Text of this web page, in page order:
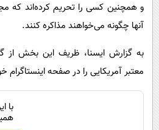
و همچنین کسی را تحریم کرده‌اند که
آنها چگونه می‌خواهند مذاکره کنند.
به گزارش ایسنا، ظریف این بخش از
معتبر آمریکایی را در صفحه
با